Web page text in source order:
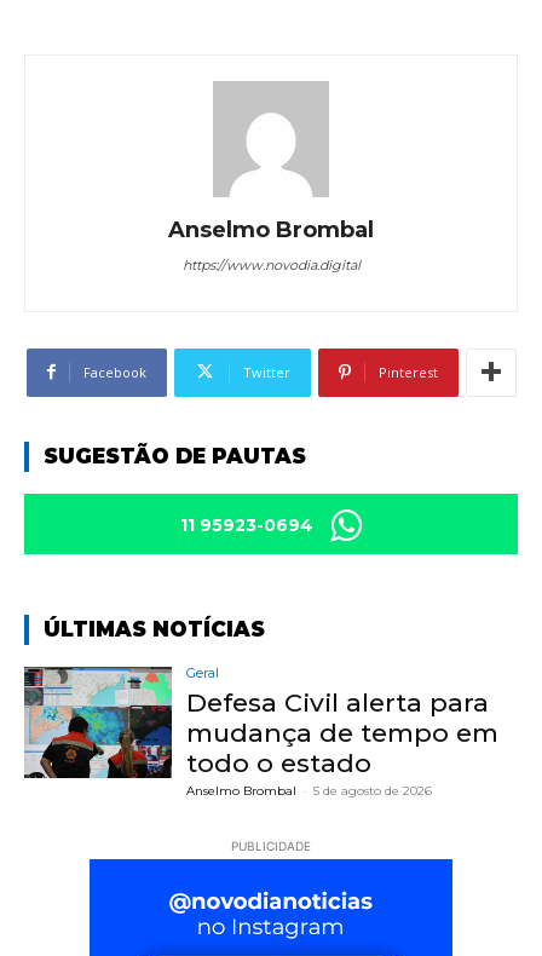
Anselmo Brombal
https://www.novodia.digital
Facebook Twitter Pinterest
SUGESTÃO DE PAUTAS
11 95923-0694
ÚLTIMAS NOTÍCIAS
Geral
Defesa Civil alerta para
mudança de tempo em
todo o estado
Anselmo Brombal - 5 de agosto de 2026
PUBLICIDADE